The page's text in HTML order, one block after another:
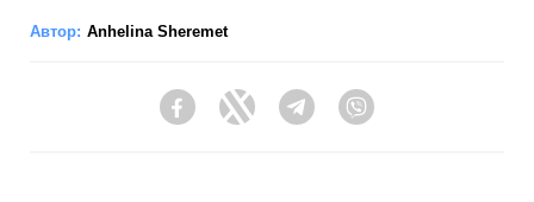
Автор: Anhelina Sheremet
FacebookTwitter Telegram